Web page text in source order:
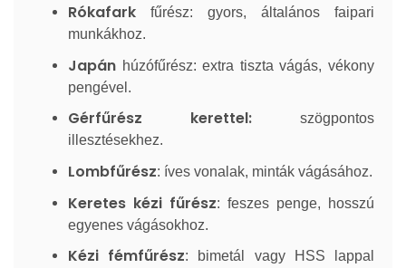
Rókafark fűrész: gyors, általános faipari
munkákhoz.
Japán húzófűrész: extra tiszta vágás, vékony
pengével.
Gérfűrész kerettel: szögpontos
illesztésekhez.
Lombfűrész: íves vonalak, minták vágásához.
Keretes kézi fűrész: feszes penge, hosszú
egyenes vágásokhoz.
Kézi fémfűrész: bimetál vagy HSS lappal